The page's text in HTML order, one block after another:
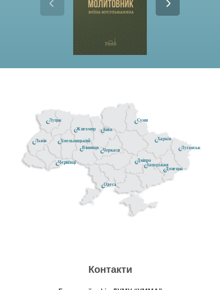
Донецьк
Житомир
Черкаси
Чернівці
Київ
Луганськ
Хмельницький
Луцьк
Дніпро
Одеса
Суми
Вінниця
Запоріжжя
Львів Харків
Контакти